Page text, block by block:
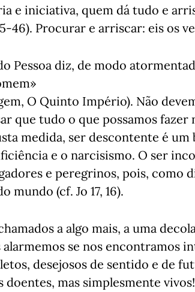
e iniciativa, quem dá tudo e
46). Procurar e arriscar: eis os
Pessoa diz, de modo
O Quinto Império). Não
que tudo o que possamos
medida, ser descontente é
e o narcisismo. O ser
e peregrinos, pois, como
mundo (cf. Jo 17, 16).
a algo mais, a uma
alarmemos se nos encontramos
desejosos de sentido e de
doentes, mas simplesmente